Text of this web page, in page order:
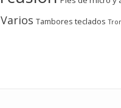
Tambores teclados